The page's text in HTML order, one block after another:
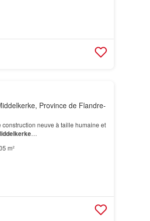
Province de Flandre-
neuve à taille humaine et
…
m²